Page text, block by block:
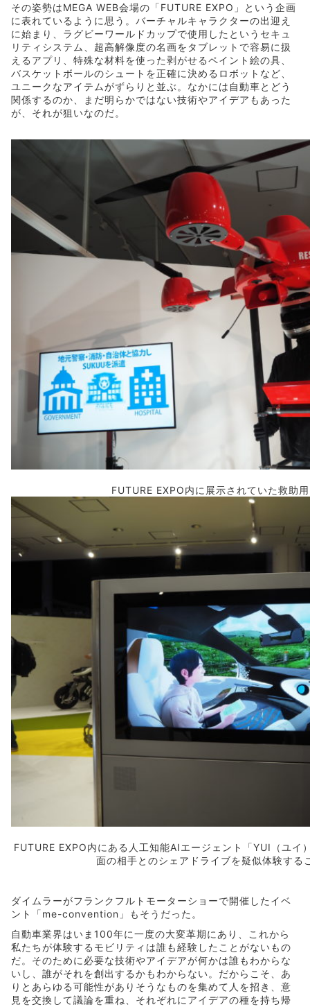
その姿勢はMEGA WEB会場の「FUTURE EXPO」という企画
に表れているように思う。バーチャルキャラクターの出迎え
に始まり、ラグビーワールドカップで使用したというセキュ
リティシステム、超高解像度の名画をタブレットで容易に扱
えるアプリ、特殊な材料を使った剥がせるペイント絵の具、
バスケットボールのシュートを正確に決めるロボットなど、
ユニークなアイテムがずらりと並ぶ。なかには自動車とどう
関係するのか、まだ明らかではない技術やアイデアもあった
が、それが狙いなのだ。
FUTURE EXPO内に展示されていた救助
FUTURE EXPO内にある人工知能AIエージェント「YUI（ユイ
面の相手とのシェアドライブを疑似体験する
ダイムラーがフランクフルトモーターショーで開催したイベ
ント「me-convention」もそうだった。
自動車業界はいま100年に一度の大変革期にあり、これから
私たちが体験するモビリティは誰も経験したことがないもの
だ。そのために必要な技術やアイデアが何かは誰もわからな
いし、誰がそれを創出するかもわからない。だからこそ、あ
りとあらゆる可能性がありそうなものを集めて人を招き、意
見を交換して議論を重ね、それぞれにアイデアの種を持ち帰